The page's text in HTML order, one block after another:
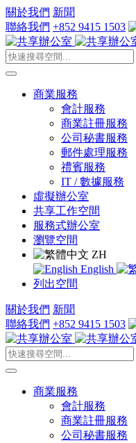
關於我們 新聞
聯絡我們 +852 9415 1503
商業服務
會計服務
商業註冊服務
公司秘書服務
郵件處理服務
禮賓服務
IT / 數據服務
虛擬辦公室
共享工作空間
服務式辦公室
瀏覽空間
ZH
English
列出空間
關於我們 新聞
聯絡我們 +852 9415 1503
商業服務
會計服務
商業註冊服務
公司秘書服務